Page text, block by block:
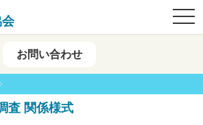
お問い合わせ
査 関係様式